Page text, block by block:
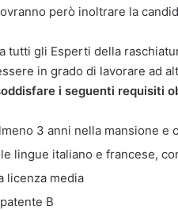
però inoltrare la
tutti gli Esperti della
in grado di lavorare ad
i seguenti requisiti
3 anni nella mansione
lingue italiano e francese,
licenza media
B